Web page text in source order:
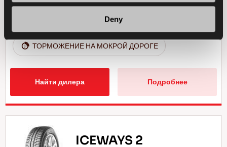
Deny
ТОРМОЖЕНИЕ НА МОКРОЙ ДОРОГЕ
Найти дилера Подробнее
ICEWAYS 2